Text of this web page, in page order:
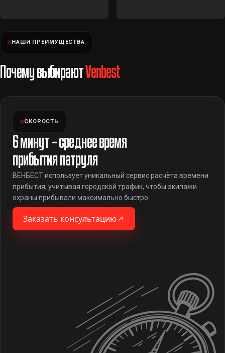
НАШИ ПРЕИМУЩЕСТВА
Почему выбираютVenbest
СКОРОСТЬ
6 минут – среднее время
прибытия патруля
ВЕНБЕСТ использует уникальный сервис расчёта времени
прибытия, учитывая городской трафик, чтобы экипажи
охраны прибывали максимально быстро.
Заказать консультацию